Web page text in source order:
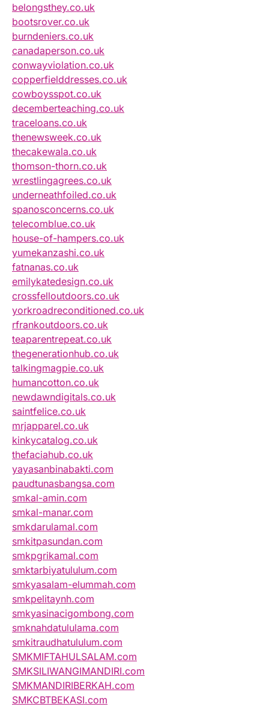
belongsthey.co.uk
bootsrover.co.uk
burndeniers.co.uk
canadaperson.co.uk
conwayviolation.co.uk
copperfielddresses.co.uk
cowboysspot.co.uk
decemberteaching.co.uk
traceloans.co.uk
thenewsweek.co.uk
thecakewala.co.uk
thomson-thorn.co.uk
wrestlingagrees.co.uk
underneathfoiled.co.uk
spanosconcerns.co.uk
telecomblue.co.uk
house-of-hampers.co.uk
yumekanzashi.co.uk
fatnanas.co.uk
emilykatedesign.co.uk
crossfelloutdoors.co.uk
yorkroadreconditioned.co.uk
rfrankoutdoors.co.uk
teaparentrepeat.co.uk
thegenerationhub.co.uk
talkingmagpie.co.uk
humancotton.co.uk
newdawndigitals.co.uk
saintfelice.co.uk
mrjapparel.co.uk
kinkycatalog.co.uk
thefaciahub.co.uk
yayasanbinabakti.com
paudtunasbangsa.com
smkal-amin.com
smkal-manar.com
smkdarulamal.com
smkitpasundan.com
smkpgrikamal.com
smktarbiyatululum.com
smkyasalam-elummah.com
smkpelitaynh.com
smkyasinacigombong.com
smknahdatululama.com
smkitraudhatululum.com
SMKMIFTAHULSALAM.com
SMKSILIWANGIMANDIRI.com
SMKMANDIRIBERKAH.com
SMKCBTBEKASI.com